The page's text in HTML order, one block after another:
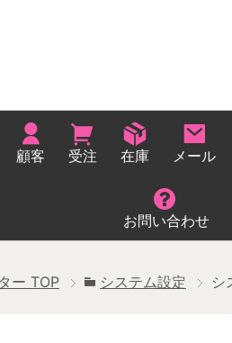
顧客 受注 在庫 メール
お問い合わせ
ー TOP システム設定 シ